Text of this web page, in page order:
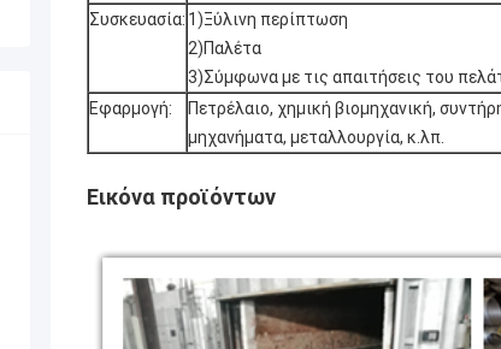
Συσκευασία: 1)Ξύλινη περίπτωση
2)Παλέτα
3)Σύμφωνα με τις απαιτήσεις του
Εφαρμογή:
Πετρέλαιο, χημική βιομηχανική,
μηχανήματα, μεταλλουργία, κ.λπ.
Εικόνα προϊόντων